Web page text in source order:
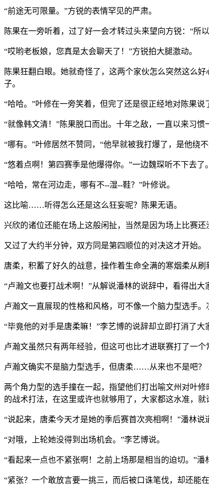
“前途无可限量。”方锐的表情罕见的严肃。
陈果在一旁听着，过了好一会才转过头来望向方锐：“所
“哎哟老板娘，您真是太会聊天了！”方锐拍大腿激动。
陈果狂翻白眼。她就奇怪了，这两个家伙怎么突然这么
子。
“哈哈。”叶修在一旁笑着，但完了还是很正经地对陈果
“就像韩文清！”陈果脱口而出。十年之敌，一直以来习
“哪有。”叶修居然不赞同，“他早就被我打爆了，是他绕
“悠着点啊！第四赛季是他爆得你。”一边魏琛听不下去了。
“哈哈，常在河边走，哪有不--湿--鞋？”叶修说。
这比喻……听得怎么还是这么狂妄呢？陈果无语。
兴欣的诸位还能在场上这般闲扯，当然是因为场上比赛
又过了大约半分钟，双方同是第四顺位的对决这才开始。
唐柔，积蓄了好久的战意，操作着生命全满的寒烟柔从
“卢瀚文也要打战术啊！”从解说潘林的说辞中，看得出大
卢瀚文一直展现的性格和风格，可不像一个脑力型选手
“毕竟他的对手是唐柔嘛！”李艺博的说辞却立即打消了大
卢瀚文虽然只有两年经验，但这可也比才进联赛打了一个
卢瀚文确实不是脑力型选手，但唐柔……从来也不是吧？
两个角力型的选手撞在一起，指望他们打出喻文州对叶
的战术打法，在这里或许也就够用了，大家都这水准，就
“说起来，唐柔今天才是她的季后赛首次亮相啊！”潘林说
“对哦，上轮她没得到出场机会。”李艺博说。
“看起来一点也不紧张啊！之前上场那是相当的迫切。”潘
“紧张？一个敢放言要一挑三，而后被口诛笔伐，却还能